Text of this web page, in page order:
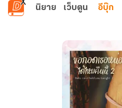
ข้ามไปยังเนื้อหาหลัก
นิยาย เว็บตูน อีบุ๊ก